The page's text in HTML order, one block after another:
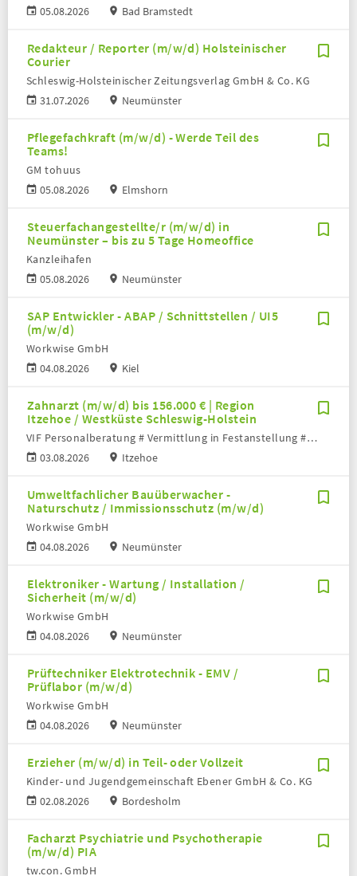
05.08.2026
Bad Bramstedt
Redakteur / Reporter (m/w/d) Holsteinischer
Courier
31.07.2026
Schleswig-Holsteinischer Zeitungsverlag GmbH & Co. KG
Neumünster
Pflegefachkraft (m/w/d) - Werde Teil des
Teams!
05.08.2026
GM tohuus
Elmshorn
Steuerfachangestellte/r (m/w/d) in
Neumünster – bis zu 5 Tage Homeoffice
05.08.2026
Kanzleihafen
Neumünster
SAP Entwickler - ABAP / Schnittstellen / UI5
(m/w/d)
04.08.2026
Workwise GmbH
Kiel
Zahnarzt (m/w/d) bis 156.000 € | Region
Itzehoe / Westküste Schleswig-Holstein
03.08.2026
VIF Personalberatung # Vermittlung in Festanstellung # Volker Bronheim
Itzehoe
Umweltfachlicher Bauüberwacher -
Naturschutz / Immissionsschutz (m/w/d)
04.08.2026
Workwise GmbH
Neumünster
Elektroniker - Wartung / Installation /
Sicherheit (m/w/d)
04.08.2026
Workwise GmbH
Neumünster
Prüftechniker Elektrotechnik - EMV /
Prüflabor (m/w/d)
04.08.2026
Workwise GmbH
Neumünster
Erzieher (m/w/d) in Teil- oder Vollzeit
02.08.2026
Kinder- und Jugendgemeinschaft Ebener GmbH & Co. KG
Bordesholm
Facharzt Psychiatrie und Psychotherapie
(m/w/d) PIA
tw.con. GmbH